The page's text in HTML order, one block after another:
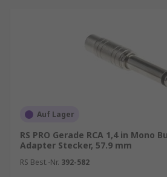
Auf Lager
RS PRO Gerade RCA 1,4 in Mono
Adapter Stecker, 57.9 mm
RS Best.-Nr. 392-582